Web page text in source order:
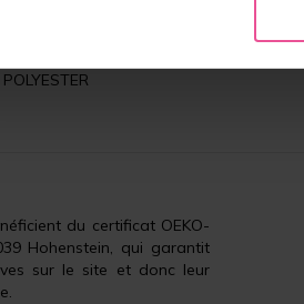
du certificat OEKO-
Hohenstein, qui garantit
sur le site et donc leur